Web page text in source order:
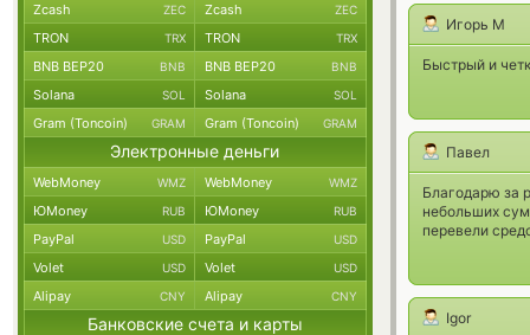
Игорь М
Быстрый и
Павел
Благодарю за
небольших
перевели
Igor
Zcash ZEC Zcash ZEC
TRON TRX TRON TRX
BNB BEP20 BNB BNB BEP20 BNB
Solana SOL Solana SOL
Gram (Toncoin) GRAM Gram (Toncoin) GRAM
Электронные деньги
WebMoney WMZ WebMoney WMZ
ЮMoney RUB ЮMoney RUB
PayPal USD PayPal USD
Volet USD Volet USD
Alipay CNY Alipay CNY
Банковские счета и карты